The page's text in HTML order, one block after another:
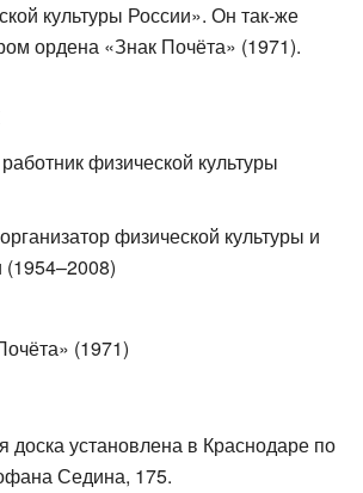
культуры России». Он так-же
ордена «Знак Почёта» (1971).
физической культуры
физической культуры и
(1954–2008)
(1971)
доска установлена в Краснодаре по
Седина, 175.